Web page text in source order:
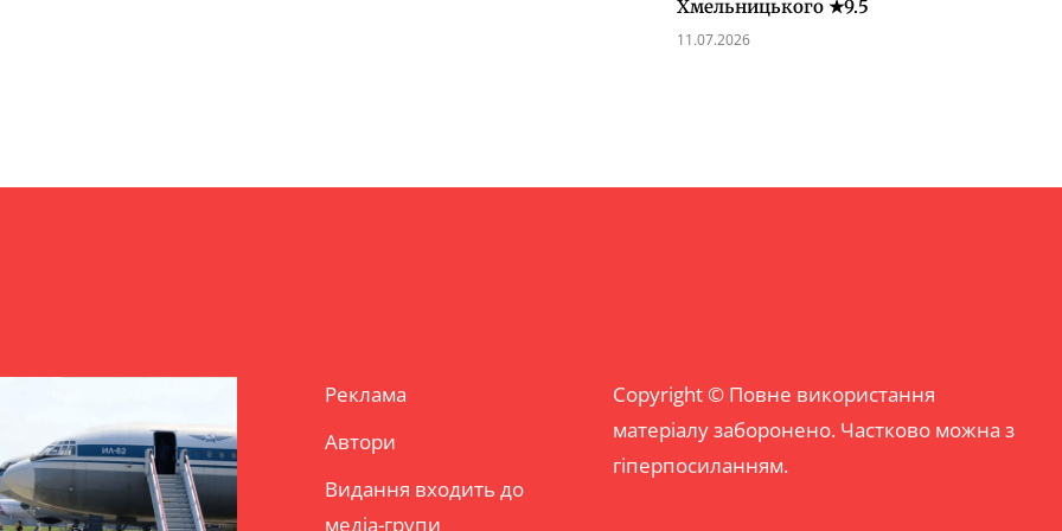
Хмельницького ★9.5
11.07.2026
Реклама
Автори
Видання входить до
медіа-групи
Copyright © Повне використання
матеріалу заборонено. Частково можна з
гіперпосиланням.